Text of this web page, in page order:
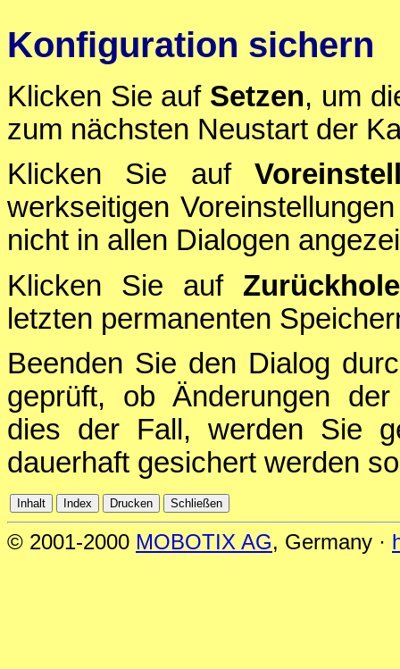
Konfiguration sichern
Klicken Sie auf Setzen, um
zum nächsten Neustart der
Klicken Sie auf
werkseitigen
nicht in allen Dialogen
Klicken Sie auf
letzten permanenten
Beenden Sie den Dialog
geprüft, ob Änderungen
dies der Fall, werden Sie
dauerhaft gesichert werden
© 2001-2000 MOBOTIX AG, Germany ·